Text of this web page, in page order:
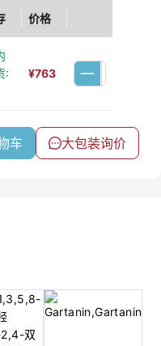
价格
:
¥763
车 大包装询价